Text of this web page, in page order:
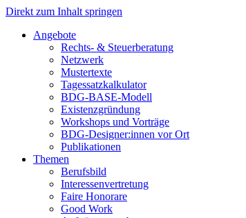
Direkt zum Inhalt springen
Angebote
Rechts- & Steuerberatung
Netzwerk
Mustertexte
Tagessatzkalkulator
BDG-BASE-Modell
Existenzgründung
Workshops und Vorträge
BDG-Designer:innen vor Ort
Publikationen
Themen
Berufsbild
Interessenvertretung
Faire Honorare
Good Work